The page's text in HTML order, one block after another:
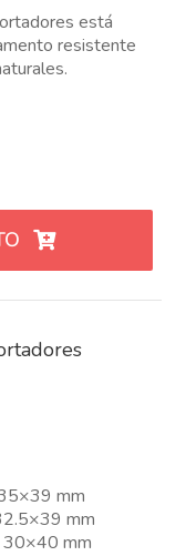
está
resistente
mm
mm
mm